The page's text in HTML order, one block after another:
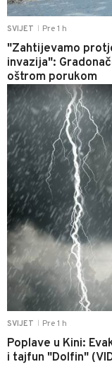
SVIJET Pre 1 h
"Zahtijevamo
invazija":
oštrom porukom
SVIJET Pre 1 h
Poplave u Kini:
i tajfun "Dolfin"